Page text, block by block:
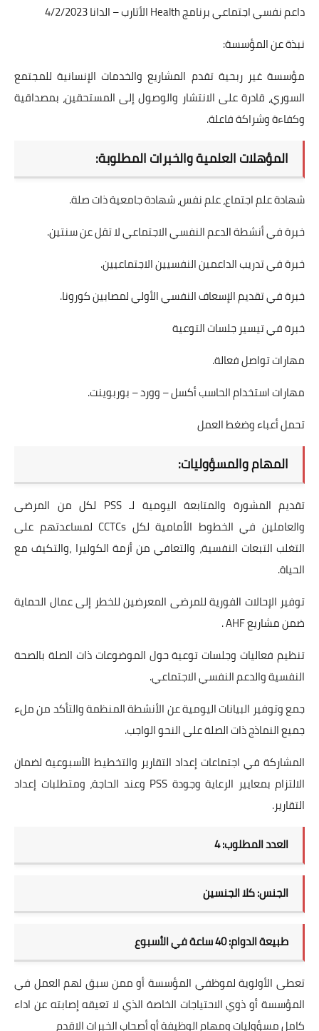
داعم نفسي اجتماعي برنامج Health الأتارب – الدانا 4/2/2023
نبذة عن المؤسسة:
مؤسسة غير ربحية تقدم المشاريع والخدمات الإنسانية للمجتمع
السوري، قادرة على الانتشار والوصول إلى المستحقين، بمصداقية
وكفاءة وشراكة فاعلة.
المؤهلات العلمية والخبرات المطلوبة:
شهادة علم اجتماع، علم نفس، شهادة جامعية ذات صلة.
خبرة في أنشطة الدعم النفسي الاجتماعي لا تقل عن سنتين.
خبرة في تدريب الداعمين النفسيين الاجتماعيين.
خبرة في تقديم الإسعاف النفسي الأولي لمصابين كورونا.
خبرة في تيسير جلسات التوعية
مهارات تواصل فعالة.
مهارات استخدام الحاسب أكسل – وورد – بوربوينت.
تحمل أعباء وضغط العمل
المهام والمسؤوليات:
تقديم المشورة والمتابعة اليومية لـ PSS لكل من المرضى
والعاملين في الخطوط الأمامية لكل CCTCs لمساعدتهم على
التغلب التبعات النفسية، والتعافي من أزمة الكوليرا ،والتكيف مع
الحياة.
توفير الإحالات الفورية للمرضى المعرضين للخطر إلى عمال الحماية
ضمن مشاريع AHF .
تنظيم فعاليات وجلسات توعية حول الموضوعات ذات الصلة بالصحة
النفسية والدعم النفسي الاجتماعي.
جمع وتوفير البيانات اليومية عن الأنشطة المنظمة والتأكد من ملء
جميع النماذج ذات الصلة على النحو الواجب.
المشاركة في اجتماعات إعداد التقارير والتخطيط الأسبوعية لضمان
الالتزام بمعايير الرعاية وجودة PSS وعند الحاجة، ومتطلبات إعداد
التقارير.
العدد المطلوب: 4
الجنس: كلا الجنسين
طبيعة الدوام: 40 ساعة في الأسبوع
تعطى الأولوية لموظفي المؤسسة أو ممن سبق لهم العمل في
المؤسسة أو ذوي الاحتياجات الخاصة الذي لا تعيقه إصابته عن اداء
كامل مسؤوليات ومهام الوظيفة أو أصحاب الخبرات الاقدم